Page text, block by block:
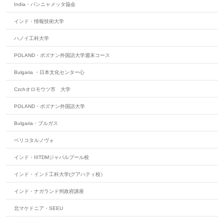
India・パンニャメッタ協会
インド・情報技術大学
ハノイ工科大学
POLAND・ポズナン外国語大学週末コース
Bulgaria ・日本文化センター心
Czchオロモウツ市 大学
POLAND・ポズナン外国語大学
Bulgaria・ブルガス
ベリコタルノヴォ
インド・IIITDMジャバルプール校
インド・インド工科大学(グアハティ校）
インド・ナガランド州政府講座
北マケドニア・SEEU